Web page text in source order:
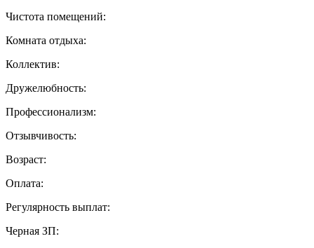
Чистота помещений:
Комната отдыха:
Коллектив:
Дружелюбность:
Профессионализм:
Отзывчивость:
Возраст:
Оплата:
Регулярность выплат:
Черная ЗП: